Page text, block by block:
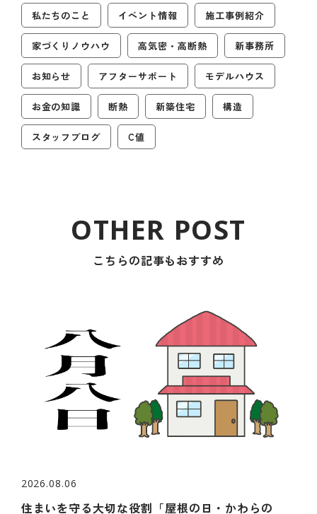
私たちのこと イベント情報 施工事例紹介
家づくりノウハウ 高気密・高断熱 新事務所
お知らせ アフターサポート モデルハウス
お金の知識 断熱 新築住宅 構造
スタッフブログ C値
こちらの記事もおすすめ
2026.08.06
住まいを守る大切な役割「屋根の日・かわらの